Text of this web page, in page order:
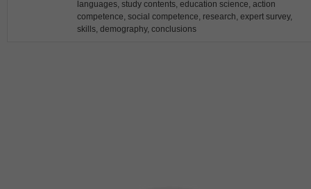
languages, study contents, education science, action
competence, social competence, research, expert survey,
skills, demography, conclusions